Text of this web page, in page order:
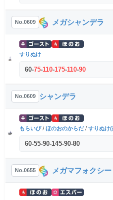
No.0609 メガシャンデラ
すりぬけ
60-75-110-175-110-90
No.0609 シャンデラ
もらいび/ ほのおのからだ / すりぬけ(
60-55-90-145-90-80
No.0655 メガマフォクシー